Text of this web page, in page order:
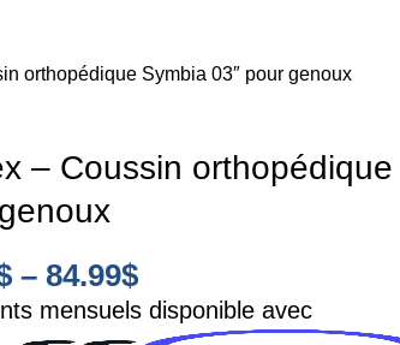
orthopédique Symbia 03″ pour genoux
– Coussin orthopédique
– 84.99$
mensuels disponible avec